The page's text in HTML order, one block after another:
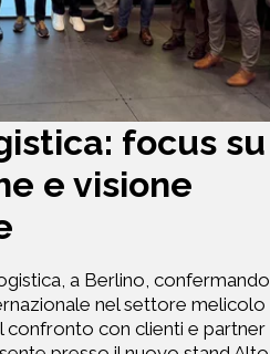
focus su
e visione
a Berlino, confermando
nel settore melicolo
confronto con clienti e partner